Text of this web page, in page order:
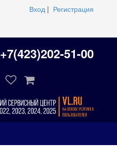
Вход | Регистрация
+7(423)202-51-00